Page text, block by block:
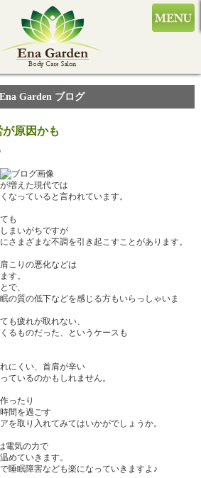
Ena Garden ブログ
原因かも
増えた現代では
なっていると言われています。
も
まいがちですが
さまざまな不調を引き起こすことがあります。
こりの悪化などは
す。
で、
の質の低下などを感じる方もいらっしゃいま
も疲れが取れない、
るものだった、というケースも
にくい、首肩が辛い
ているのかもしれません。
ったり
間を過ごす
を取り入れてみてはいかがでしょうか。
電気の力で
めていきます。
睡眠障害なども楽になっていきますよ♪